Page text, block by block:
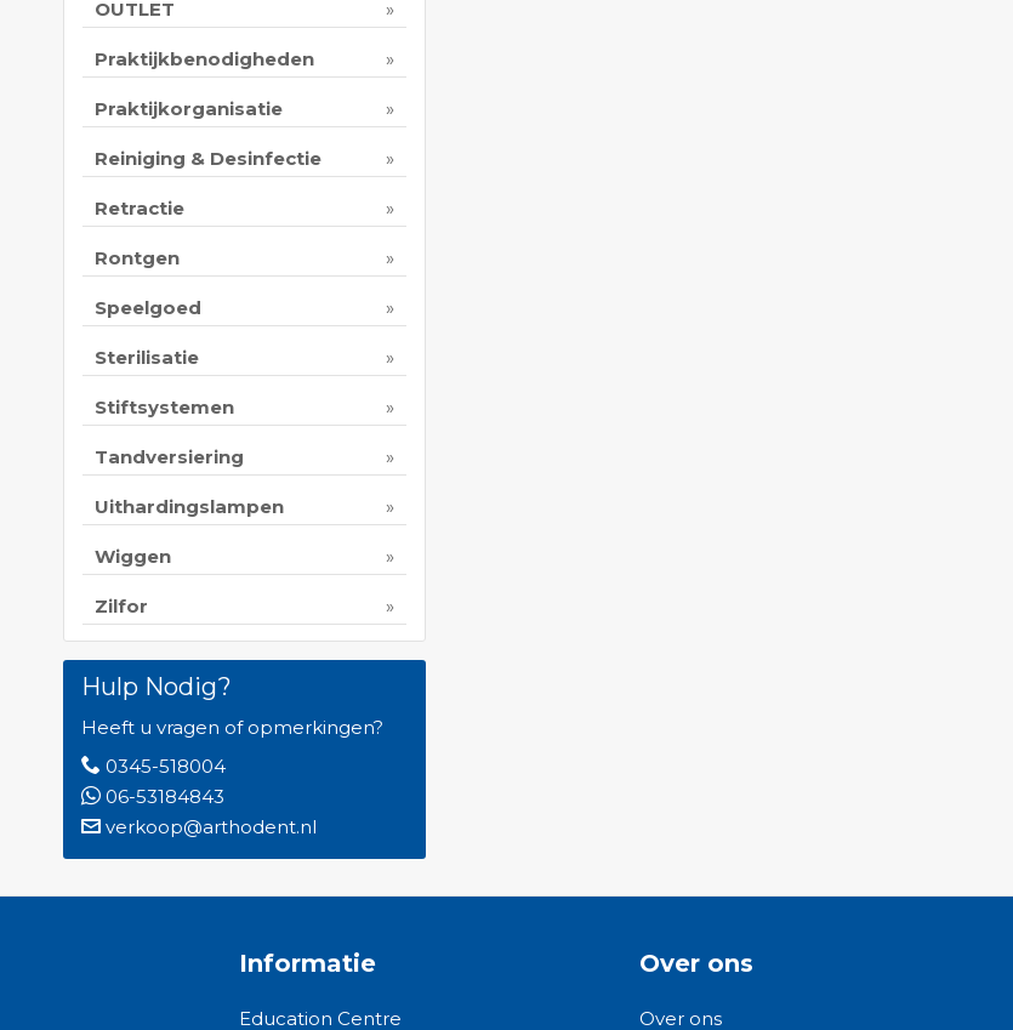
OUTLET
Praktijkbenodigheden
Praktijkorganisatie
Reiniging & Desinfectie
Retractie
Rontgen
Speelgoed
Sterilisatie
Stiftsystemen
Tandversiering
Uithardingslampen
Wiggen
Zilfor
Hulp Nodig?
Heeft u vragen of opmerkingen?
0345-518004
06-53184843
verkoop@arthodent.nl
Informatie
Education Centre
Over ons
Over ons